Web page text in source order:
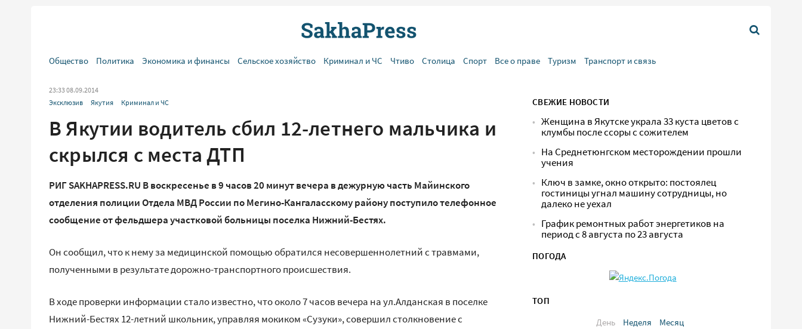
Общество Политика Экономика и финансы Сельское хозяйство Криминал и ЧС Чтиво Столица Спорт Все о праве Туризм Транспорт и связь
23:33 08.09.2014
Эксклюзив
Якутия Криминал и ЧС
В Якутии водитель сбил 12-летнего мальчика и
скрылся с места ДТП
РИГ SAKHAPRESS.RU В воскресенье в 9 часов 20 минут вечера в дежурную часть Майинского
отделения полиции Отдела МВД России по Мегино-Кангаласскому району поступило телефонное
сообщение от фельдшера участковой больницы поселка Нижний-Бестях.
Он сообщил, что к нему за медицинской помощью обратился несовершеннолетний с травмами,
полученными в результате дорожно-транспортного происшествия.
В ходе проверки информации стало известно, что около 7 часов вечера на ул.Алданская в поселке
Нижний-Бестях 12-летний школьник, управляя мокиком «Сузуки», совершил столкновение с
СВЕЖИЕ НОВОСТИ
Женщина в Якутске украла 33 куста цветов с
клумбы после ссоры с сожителем
На Среднетюнгском месторождении прошли
учения
Ключ в замке, окно открыто: постоялец
гостиницы угнал машину сотрудницы, но
далеко не уехал
График ремонтных работ энергетиков на
период с 8 августа по 23 августа
ПОГОДА
ТОП
День
Неделя Месяц